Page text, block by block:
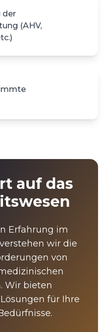
der
(AHV,
auf das
Erfahrung im
wir die
von
Wir bieten
für Ihre